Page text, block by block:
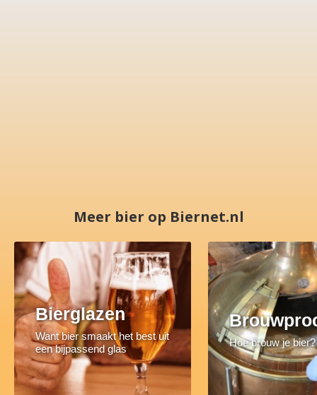
Meer bier op Biernet.nl
Bierglazen
Want bier smaakt het best uit
een bijpassend glas
Hoe brouw je bier?